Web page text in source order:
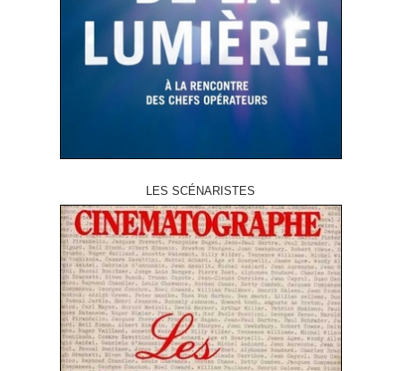
LES SCÉNARISTES